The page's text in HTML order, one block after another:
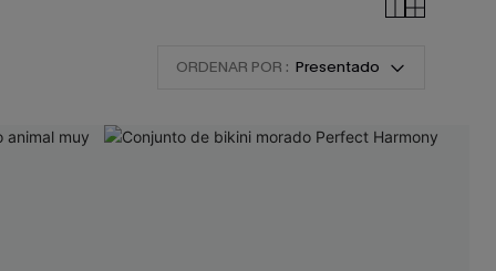
ORDENAR POR : Presentado